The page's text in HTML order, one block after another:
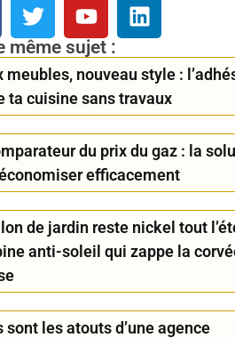
même sujet :
meubles, nouveau style :
ta cuisine sans travaux
du prix du gaz : la
efficacement
de jardin reste nickel tout
anti-soleil qui zappe la
sont les atouts d’une agence